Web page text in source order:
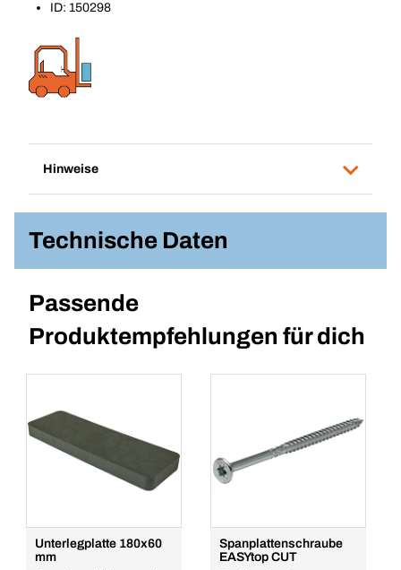
ID: 150298
Hinweise
Technische Daten
Passende
Produktempfehlungen für dich
Unterlegplatte 180x60
mm
Spanplattenschraube
EASYtop CUT